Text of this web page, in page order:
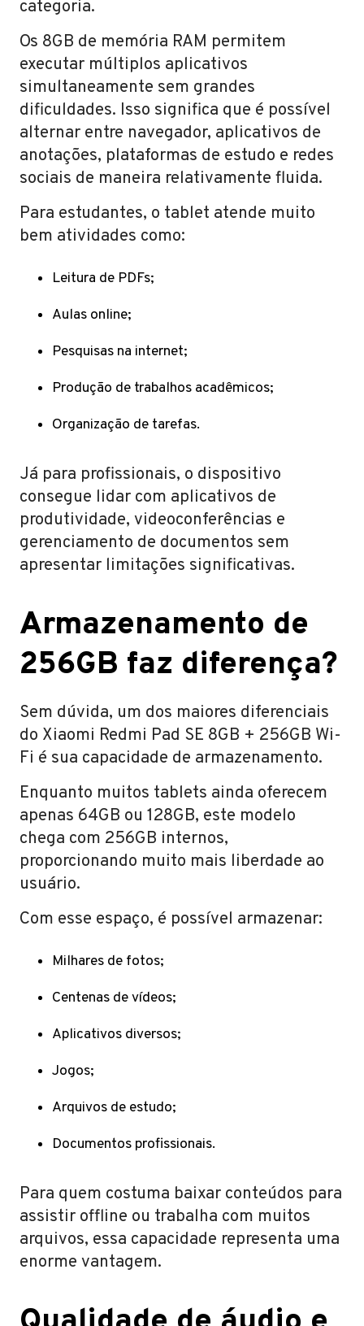
categoria.
Os 8GB de memória RAM permitem
executar múltiplos aplicativos
simultaneamente sem grandes
dificuldades. Isso significa que é possível
alternar entre navegador, aplicativos de
anotações, plataformas de estudo e redes
sociais de maneira relativamente fluida.
Para estudantes, o tablet atende muito
bem atividades como:
Leitura de PDFs;
Aulas online;
Pesquisas na internet;
Produção de trabalhos acadêmicos;
Organização de tarefas.
Já para profissionais, o dispositivo
consegue lidar com aplicativos de
produtividade, videoconferências e
gerenciamento de documentos sem
apresentar limitações significativas.
Armazenamento de
256GB faz diferença?
Sem dúvida, um dos maiores diferenciais
do Xiaomi Redmi Pad SE 8GB + 256GB Wi-
Fi é sua capacidade de armazenamento.
Enquanto muitos tablets ainda oferecem
apenas 64GB ou 128GB, este modelo
chega com 256GB internos,
proporcionando muito mais liberdade ao
usuário.
Com esse espaço, é possível armazenar:
Milhares de fotos;
Centenas de vídeos;
Aplicativos diversos;
Jogos;
Arquivos de estudo;
Documentos profissionais.
Para quem costuma baixar conteúdos para
assistir offline ou trabalha com muitos
arquivos, essa capacidade representa uma
enorme vantagem.